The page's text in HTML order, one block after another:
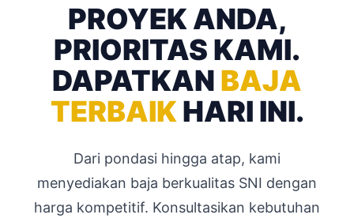
PROYEK ANDA,
PRIORITAS KAMI.
DAPATKAN BAJA
TERBAIK HARI INI.
Dari pondasi hingga atap, kami
menyediakan baja berkualitas SNI dengan
harga kompetitif. Konsultasikan kebutuhan